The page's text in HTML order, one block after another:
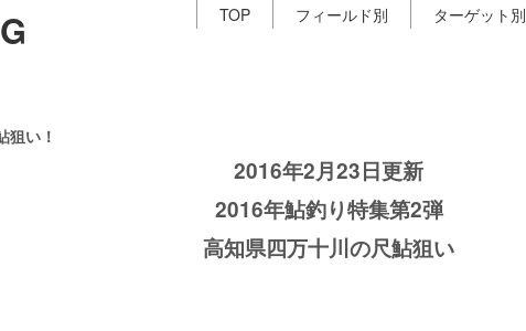
TOP フィールド別 ターゲット別
狙い！
2016年2月23日更新
2016年鮎釣り特集第2弾
高知県四万十川の尺鮎狙い